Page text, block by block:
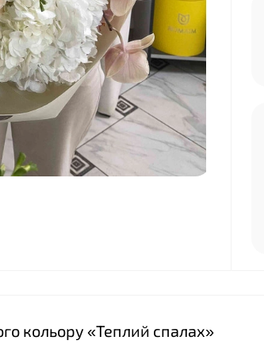
кольору «Теплий спалах»